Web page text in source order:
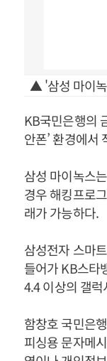
▲ '삼성 마이
KB국민은행의
안폰’ 환경에서
삼성 마이녹스
경우 해킹프로
래가 가능하다.
삼성전자 스마
들어가 KB스타
4.4 이상의 갤
함창호 국민은
피싱용 문자메